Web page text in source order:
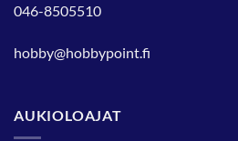
046-8505510
hobby@hobbypoint.fi
AUKIOLOAJAT